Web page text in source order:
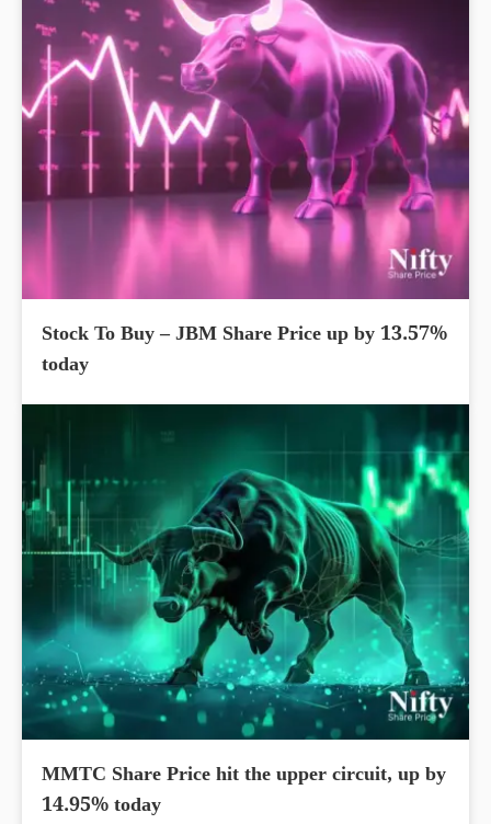
Stock To Buy – JBM Share Price up by 13.57%
today
MMTC Share Price hit the upper circuit, up by
14.95% today